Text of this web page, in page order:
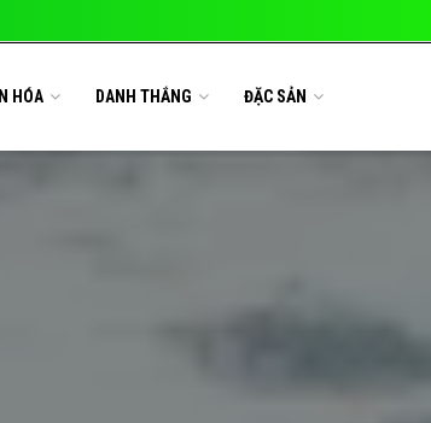
HÓA DANH THẮNG ĐẶC SẢN